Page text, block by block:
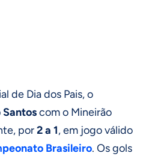
de Dia dos Pais, o
Santoscom o Mineirão
por2 a 1, em jogo válido
Brasileiro. Os gols